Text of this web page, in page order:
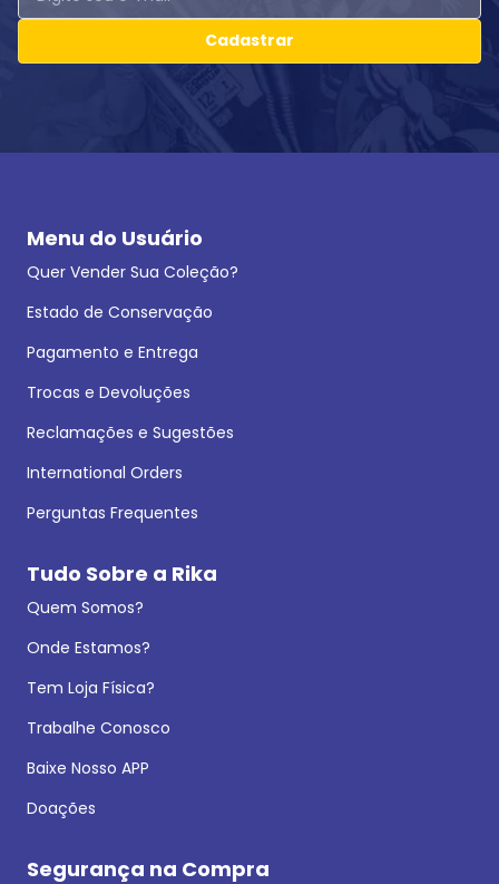
Cadastrar
Menu do Usuário
Quer Vender Sua Coleção?
Estado de Conservação
Pagamento e Entrega
Trocas e Devoluções
Reclamações e Sugestões
International Orders
Perguntas Frequentes
Tudo Sobre a Rika
Quem Somos?
Onde Estamos?
Tem Loja Física?
Trabalhe Conosco
Baixe Nosso APP
Doações
Segurança na Compra